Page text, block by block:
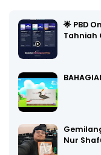
🌟 PBD
Tahniah
Nur